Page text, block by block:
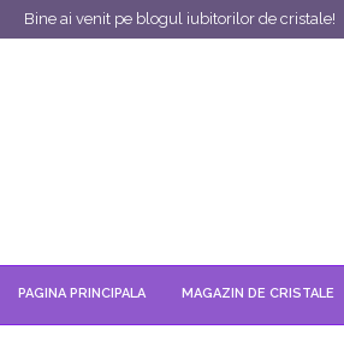
Bine ai venit pe blogul iubitorilor de cristale!
PAGINA PRINCIPALA MAGAZIN DE CRISTALE